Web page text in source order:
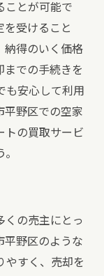
ことが可能で
を受けること
納得のいく価格
までの手続きを
も安心して利用
平野区での空家
トの買取サービ
くの売主にとっ
平野区のような
やすく、売却を